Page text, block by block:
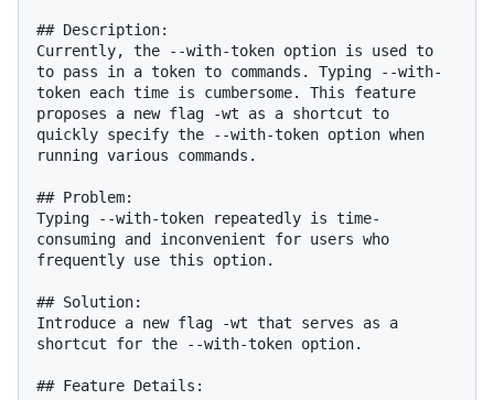
## Description:
Currently, the --with-token option is used to
to pass in a token to commands. Typing --with-
token each time is cumbersome. This feature
proposes a new flag -wt as a shortcut to
quickly specify the --with-token option when
running various commands.
## Problem:
Typing --with-token repeatedly is time-
consuming and inconvenient for users who
frequently use this option.
## Solution:
Introduce a new flag -wt that serves as a
shortcut for the --with-token option.
## Feature Details: